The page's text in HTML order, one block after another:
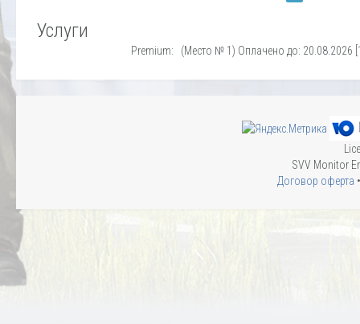
Услуги
Premium: (Место № 1) Оплачено до: 20.08.2026
SVV Monitor
Договор оферта